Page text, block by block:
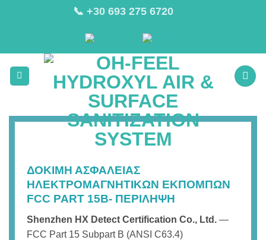
📞 +30 693 275 6720
ΔΟΚΙΜΗ ΑΣΦΑΛΕΙΑΣ
ΗΛΕΚΤΡΟΜΑΓΝΗΤΙΚΩΝ ΕΚΠΟΜΠΩΝ
FCC PART 15B- ΠΕΡΙΛΗΨΗ
Shenzhen HX Detect Certification Co., Ltd. —
FCC Part 15 Subpart B (ANSI C63.4)